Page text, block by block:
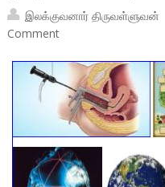
இலக்குவனார் திருவள்ளுவன்
Comment